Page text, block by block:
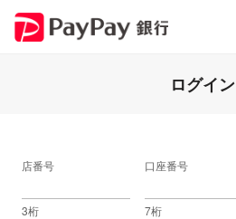
ログイン
店番号
3桁
口座番号
7桁